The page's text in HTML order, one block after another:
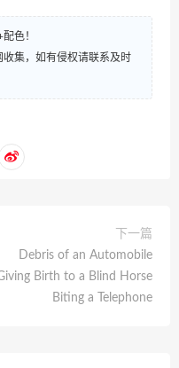
色！
集，如有侵权请联系及时
下一篇
Debris of an Automobile
Birth to a Blind Horse
Biting a Telephone